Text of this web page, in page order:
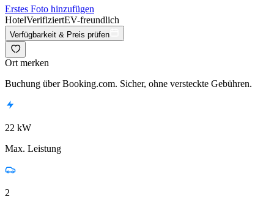
Erstes Foto hinzufügen
HotelVerifiziertEV-freundlich
Verfügbarkeit & Preis prüfen
Ort merken
Buchung über Booking.com. Sicher, ohne versteckte Gebühren.
22 kW
Max. Leistung
2